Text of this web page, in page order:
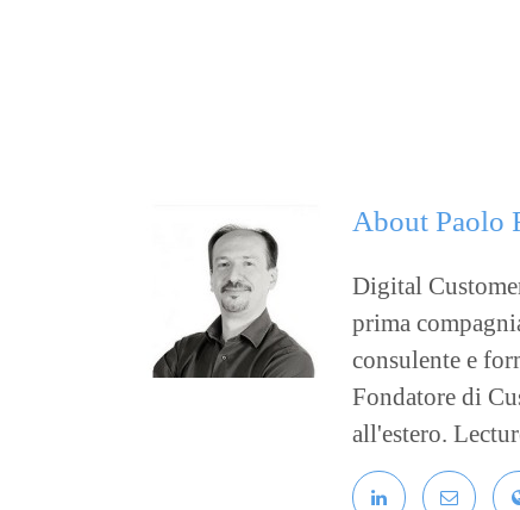
About Paolo
Digital
prima
consulente e
Fondatore di
all'estero.